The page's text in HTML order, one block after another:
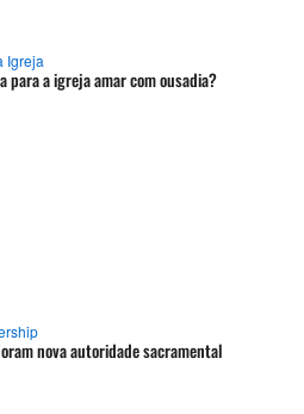
Igreja
para a igreja amar com ousadia?
nova autoridade sacramental